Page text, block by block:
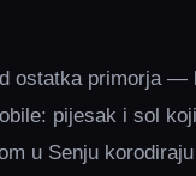
ostatka primorja —
pijesak i sol
u Senju